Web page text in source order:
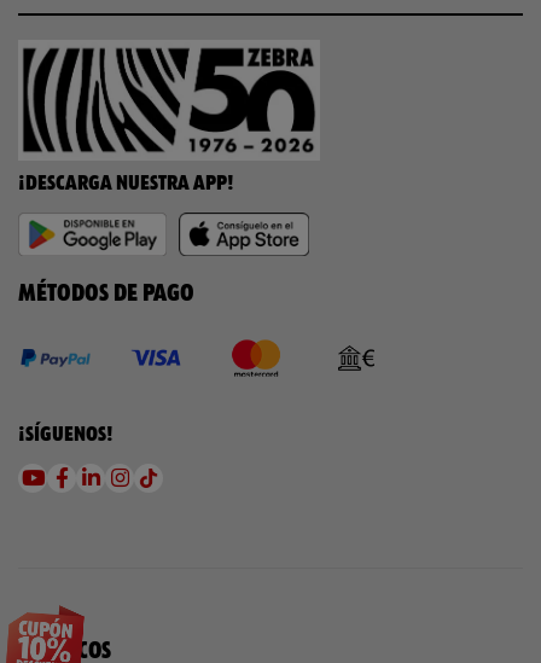
¡DESCARGA NUESTRA APP!
MÉTODOS DE PAGO
¡SÍGUENOS!
QUÍMICOS